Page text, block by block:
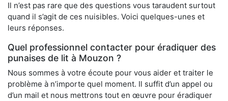
Il n’est pas rare que des questions vous taraudent surtout
quand il s’agit de ces nuisibles. Voici quelques-unes et
leurs réponses.
Quel professionnel contacter pour éradiquer des
punaises de lit à Mouzon ?
Nous sommes à votre écoute pour vous aider et traiter le
problème à n’importe quel moment. Il suffit d’un appel ou
d’un mail et nous mettrons tout en œuvre pour éradiquer